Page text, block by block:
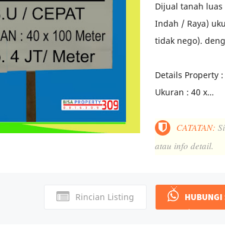
Dijual tanah
Indah / Raya)
tidak nego).
Details Property :
Ukuran : 40 x…
CATATAN:
atau info detail.
Rincian Listing HUBUNGI